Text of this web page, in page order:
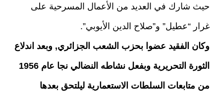
حيث شارك في العديد من الأعمال المسرحية على
غرار “عطيل” و”صلاح الدين الأيوبي”.
وكان الفقيد عضوا بحزب الشعب الجزائري, وبعد اندلاع
الثورة التحريرية وبفعل نشاطه النضالي نجا عام 1956
من متابعات السلطات الاستعمارية ليلتحق بعدها